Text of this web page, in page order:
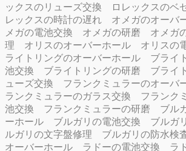
ックスのリューズ交換
ロレックスのベ
レックスの時計の遅れ
オメガのオーバ
メガの電池交換
オメガの研磨
オメガ
理
オリスのオーバーホール オリスの
ライトリングのオーバーホール
ブライ
池交換
ブライトリングの研磨
ブライ
ューズ交換
フランクミュラーのオーバ
ランクミュラーのガラス交換
フランク
池交換
フランクミュラーの研磨
ブル
ーホール
ブルガリの電池交換 ブルガ
ルガリの文字盤修理
ブルガリの防水検
オーバーホール
ラドーの電池交換
ラ